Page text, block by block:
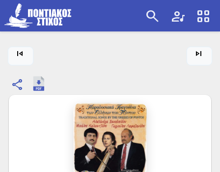
search artist view_cozy
skip_previous skip_next
share